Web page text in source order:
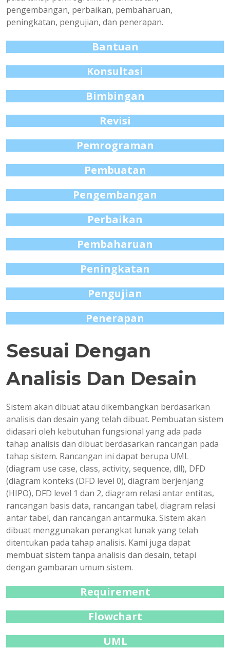
pengembangan, perbaikan, pembaharuan,
peningkatan, pengujian, dan penerapan.
Bantuan
Konsultasi
Bimbingan
Revisi
Pemrograman
Pembuatan
Pengembangan
Perbaikan
Pembaharuan
Peningkatan
Pengujian
Penerapan
Sesuai Dengan
Analisis Dan Desain
Sistem akan dibuat atau dikembangkan berdasarkan
analisis dan desain yang telah dibuat. Pembuatan sistem
didasari oleh kebutuhan fungsional yang ada pada
tahap analisis dan dibuat berdasarkan rancangan pada
tahap sistem. Rancangan ini dapat berupa UML
(diagram use case, class, activity, sequence, dll), DFD
(diagram konteks (DFD level 0), diagram berjenjang
(HIPO), DFD level 1 dan 2, diagram relasi antar entitas,
rancangan basis data, rancangan tabel, diagram relasi
antar tabel, dan rancangan antarmuka. Sistem akan
dibuat menggunakan perangkat lunak yang telah
ditentukan pada tahap analisis. Kami juga dapat
membuat sistem tanpa analisis dan desain, tetapi
dengan gambaran umum sistem.
Requirement
Flowchart
UML